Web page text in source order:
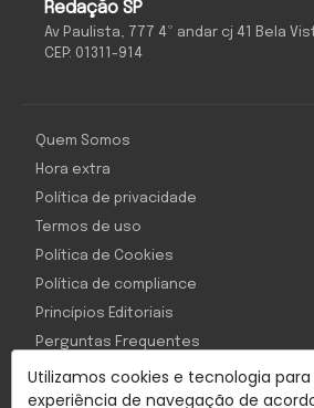
Utilizamos cookies e tecnologia
experiência de navegação de
Redação SP
Av Paulista, 777 4º andar cj 41 Bela
CEP: 01311-914
Quem Somos
Hora extra
Política de privacidade
Termos de uso
Política de Cookies
Política de compliance
Princípios Editoriais
Perguntas Frequentes